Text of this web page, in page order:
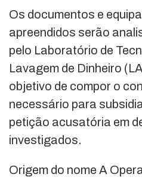
Os documentos e
apreendidos serão
pelo Laboratório de
Lavagem de Dinheiro
objetivo de compor o
necessário para
petição acusatória em
investigados.
Origem do nome A